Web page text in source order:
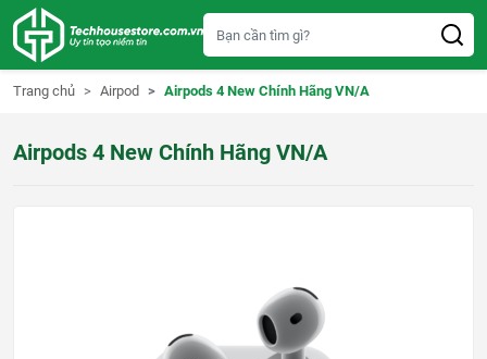
Trang chủ Airpod Airpods 4 New Chính Hãng VN/A
Airpods 4 New Chính Hãng VN/A